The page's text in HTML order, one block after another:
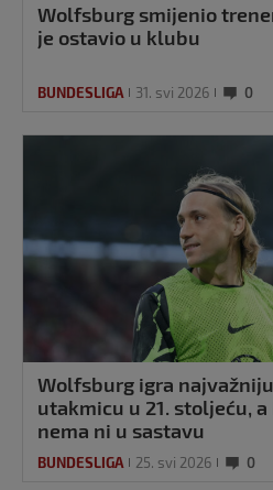
Wolfsburg smijenio
je ostavio u klubu
BUNDESLIGA 31. svi 2026 0
Wolfsburg igra najvažniju
utakmicu u 21. stoljeću, a
nema ni u sastavu
BUNDESLIGA 25. svi 2026 0